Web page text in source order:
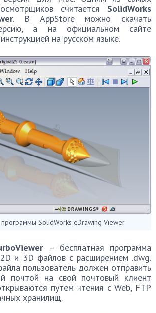
считается SolidWorks
. В AppStore можно скачать
а на официальном сайте
на русском языке.
SolidWorks eDrawing Viewer
– бесплатная программа
и 3D файлов с расширением .dwg.
пользователь должен отправить
почтой на свой почтовый клиент
путем чтения с Web, FTP
хранилищ.